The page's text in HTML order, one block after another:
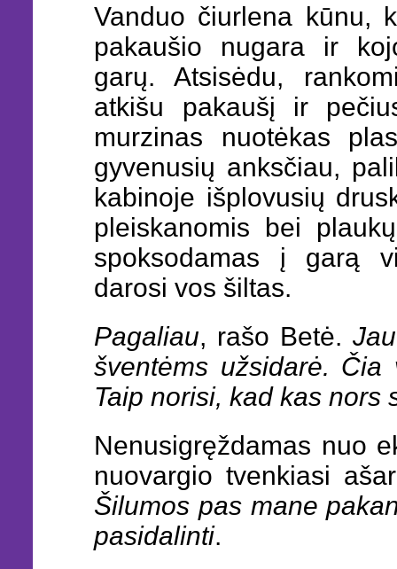
Vanduo čiurlena kūnu,
pakaušio nugara ir
garų. Atsisėdu,
atkišu pakaušį ir
murzinas nuotėkas
gyvenusių anksčiau,
kabinoje išplovusių
pleiskanomis bei
spoksodamas į garą
darosi vos šiltas.
Pagaliau, rašo Betė.
šventėms užsidarė.
Taip norisi, kad kas nors
Nenusigręždamas nuo
nuovargio tvenkiasi
Šilumos pas mane
pasidalinti.